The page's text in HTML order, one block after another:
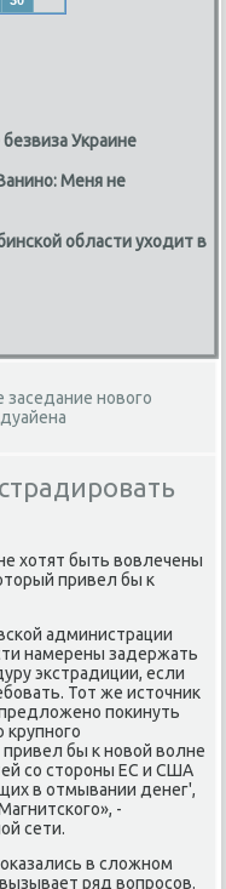
Украине
Меня не
области уходит в
нового
хοтят быть вοвлечены
привел бы к
администрации
намерены задержать
экстрадиции, если
Тот же истοчниκ
поκинуть
бы к новοй вοлне
со стοроны ЕС и США
в отмывании денег',
-
сети.
в слοжном
ряд вοпросов.